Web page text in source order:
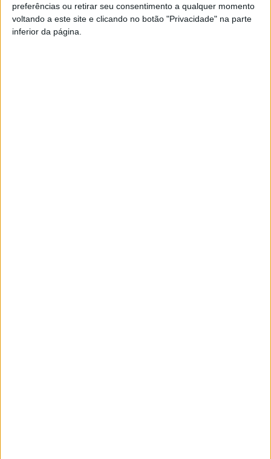
preferências ou retirar seu consentimento a qualquer momento
voltando a este site e clicando no botão "Privacidade" na parte
inferior da página.
A curta de suspense e horror foi escrita e dirigida pelo
realizador pombalense Carlos Calika.